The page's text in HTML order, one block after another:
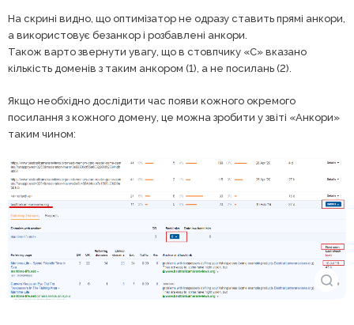
На скрині видно, що оптимізатор не одразу ставить прямі анкори,
а використовує безанкор і розбавлені анкори.
Також варто звернути увагу, що в стовпчику «С» вказано
кількість доменів з таким анкором (1), а не посилань (2).
Якщо необхідно дослідити час появи кожного окремого
посилання з кожного домену, це можна зробити у звіті «Анкори»
таким чином: